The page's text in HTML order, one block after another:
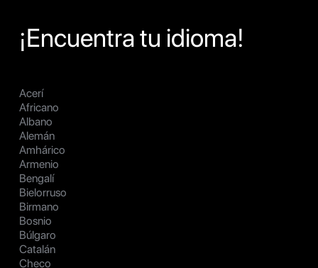
¡Encuentra tu idioma!
Acerí
Africano
Albano
Alemán
Amhárico
Armenio
Bengalí
Bielorruso
Birmano
Bosnio
Búlgaro
Catalán
Checo